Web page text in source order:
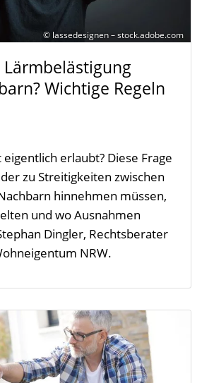
© lassedesignen – stock.adobe.com
Wichtige Regeln
erlaubt? Diese Frage
zu Streitigkeiten zwischen
hinnehmen müssen,
und wo Ausnahmen
Dingler, Rechtsberater
NRW.